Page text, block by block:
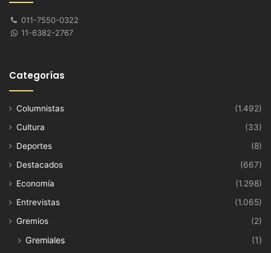
011-7550-0322
11-6382-2767
Categorías
Columnistas
(1.492)
Cultura
(33)
Deportes
(8)
Destacados
(667)
Economía
(1.298)
Entrevistas
(1.065)
Gremios
(2)
Gremiales (1)